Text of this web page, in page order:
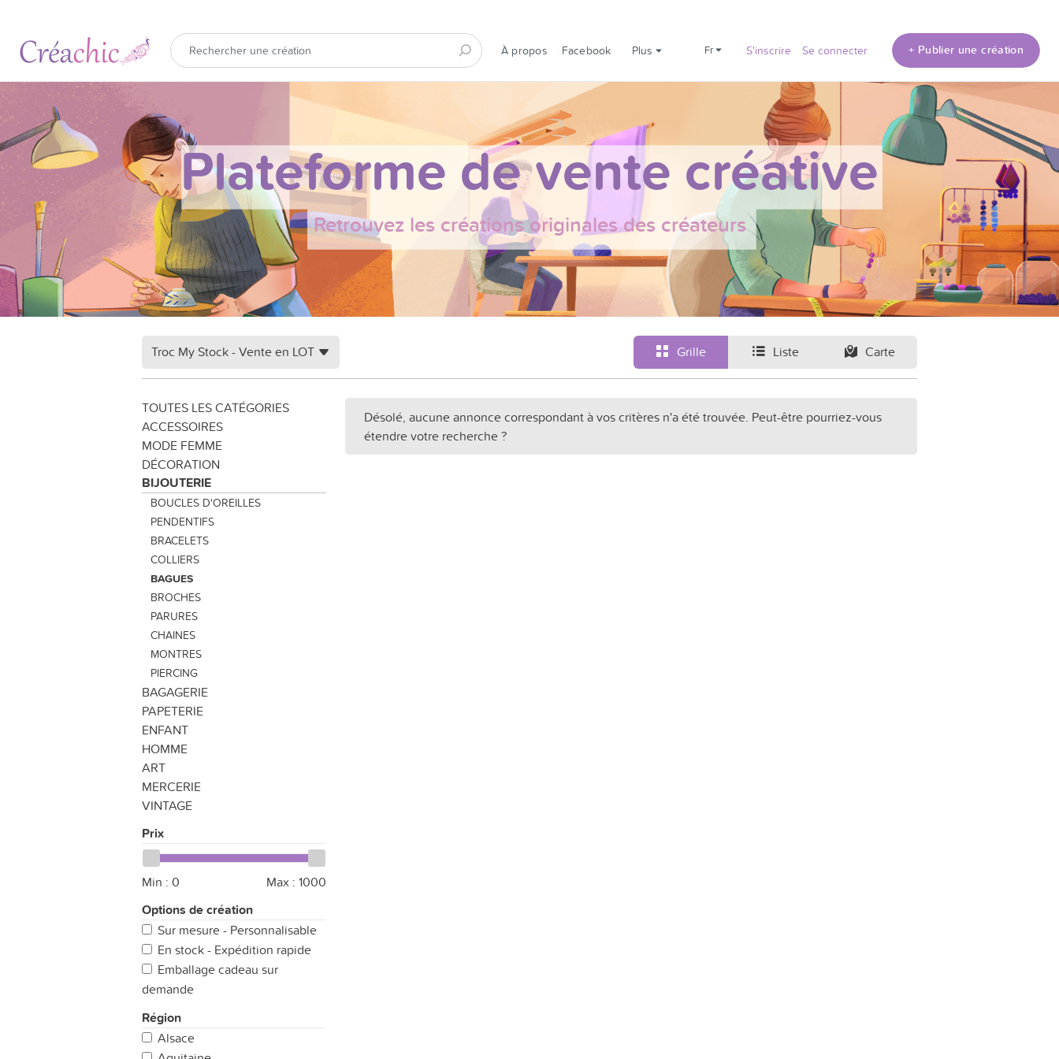
À propos Facebook Plus fr S'inscrire Se connecter + Publier une création
Plateforme de vente créative
Retrouvez les créations originales des créateurs
Grille Liste Carte
Troc My Stock - Vente en LOT
TOUTES LES CATÉGORIES
ACCESSOIRES
MODE FEMME
DÉCORATION
BIJOUTERIE
BOUCLES D'OREILLES
PENDENTIFS
BRACELETS
COLLIERS
BAGUES
BROCHES
PARURES
CHAINES
MONTRES
PIERCING
BAGAGERIE
PAPETERIE
ENFANT
HOMME
ART
MERCERIE
VINTAGE
Prix
Min : 0 Max : 1000
Options de création
Sur mesure - Personnalisable
En stock - Expédition rapide
Emballage cadeau sur
demande
Région
Alsace
Désolé, aucune annonce correspondant à vos critères n'a été trouvée. Peut-être pourriez-vous
étendre votre recherche ?